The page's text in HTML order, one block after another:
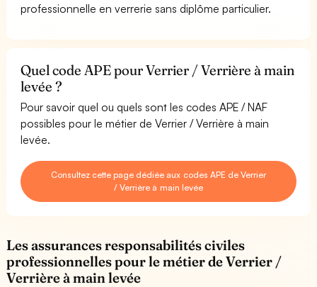
professionnelle en verrerie sans diplôme particulier.
Quel code APE pour Verrier / Verrière à main
levée ?
Pour savoir quel ou quels sont les codes APE / NAF
possibles pour le métier de Verrier / Verrière à main
levée.
Consultez cette page dédiée aux codes APE de Verrier
/ Verrière à main levée
Les assurances responsabilités civiles
professionnelles pour le métier de Verrier /
Verrière à main levée